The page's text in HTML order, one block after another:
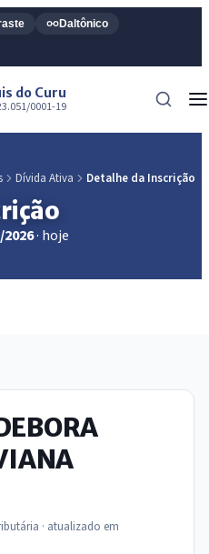
Daltônico
do Curu
0001-19
Dívida Ativa Detalhe da Inscrição
2026· hoje
· atualizado em